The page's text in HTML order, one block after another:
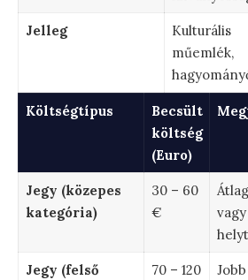
Jelleg
Kulturális
műemlék,
Költségtípus
Becsült
költség
(Euro)
Jegy (közepes
kategória)
30 – 60
€
Jegy (felső
70 – 120